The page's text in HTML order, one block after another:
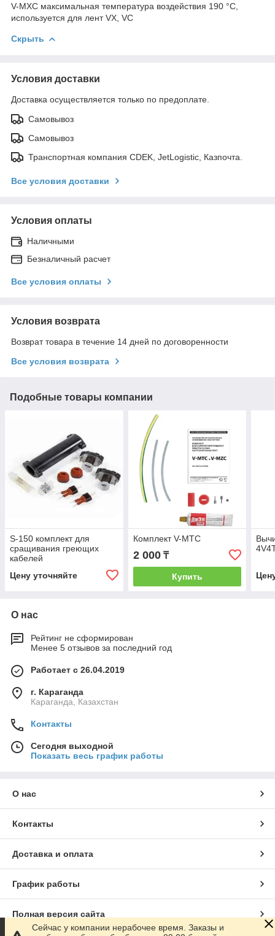
V-MXС максимальная температура воздействия 190 °С,
используется для лент VX, VC
Скрыть
Условия доставки
Доставка осуществляется только по предоплате.
Самовывоз
Самовывоз
Транспортная компания CDEK, JetLogistic, Казпочта.
Все условия доставки
Условия оплаты
Наличными
Безналичный расчет
Все условия оплаты
Условия возврата
Возврат товара в течение 14 дней по договоренности
Все условия возврата
Подобные товары компании
S-150 комплект для
сращивания греющих
кабелей
Цену уточняйте
Комплект V-MTC
2 000₸
Купить
О нас
Рейтинг не сформирован
Менее 5 отзывов за последний год
Работает с 26.04.2019
г. Караганда
Караганда, Казахстан
Контакты
Сегодня выходной
Показать весь график работы
О нас
Контакты
Доставка и оплата
График работы
Полная версия сайта
Сейчас у компании нерабочее время. Заказы и